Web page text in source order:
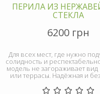
ПЕРИЛА ИЗ
СТЕКЛА
6200 грн
Для всех мест, где нужно
солидность и
модель не загораживает вид
или террасы. Надёжная и